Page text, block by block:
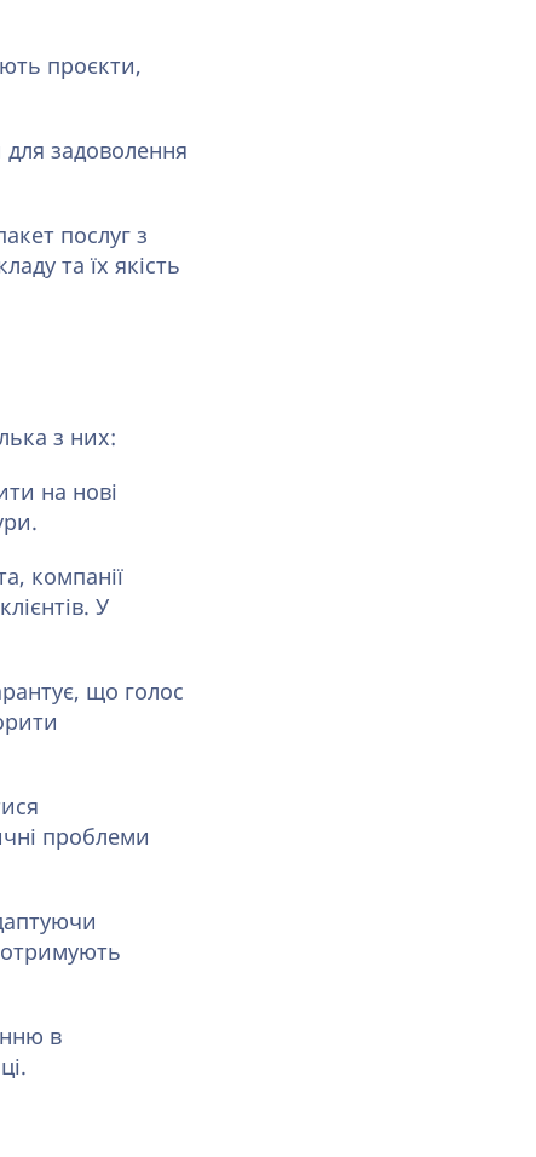
проєкти,
для задоволення
послуг з
та їх якість
з них:
на нові
компанії
У
що голос
проблеми
отримують
в